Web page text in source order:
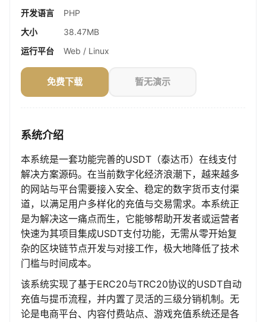
开发语言
PHP
大小
38.47MB
运行平台
Web / Linux
免费下载 暂无演示
系统介绍
本系统是一套功能完善的USDT（泰达币）在线支付
解决方案源码。在当前数字化经济浪潮下，越来越多
的网站与平台需要接入安全、稳定的数字货币支付渠
道，以满足用户多样化的充值与交易需求。本系统正
是为解决这一痛点而生，它能够帮助开发者或运营者
快速为其项目集成USDT支付功能，无需从零开始复
杂的区块链节点开发与对接工作，极大地降低了技术
门槛与时间成本。
该系统实现了基于ERC20与TRC20协议的USDT自动
充值与提币流程，并内置了灵活的三级分销机制。无
论是电商平台、内容付费站点、游戏充值系统还是各